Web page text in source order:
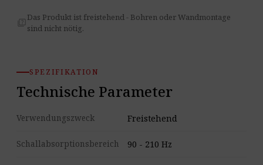
quiz Das Produkt ist freistehend - Bohren oder Wandmontage
sind nicht nötig.
SPEZIFIKATION
Technische Parameter
Verwendungszweck Freistehend
Schallabsorptionsbereich 90 - 210 Hz